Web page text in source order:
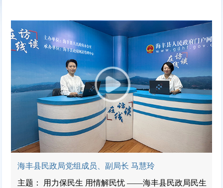
海丰县民政局党组成员、副局长 马慧玲
主题： 用力保民生 用情解民忧 ——海丰县民政局民生